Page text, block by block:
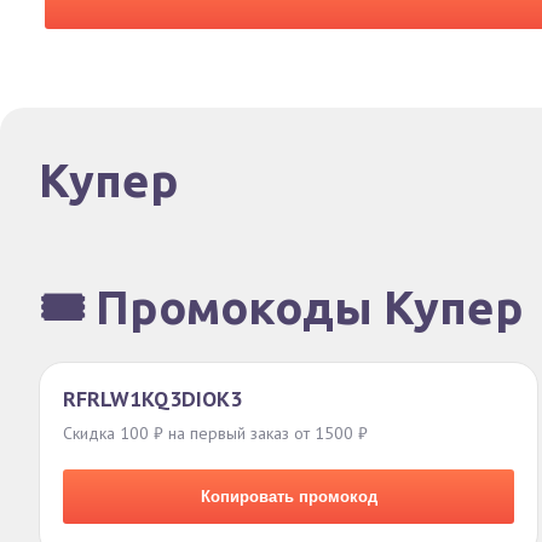
Купер
🎟️ Промокоды Купер
RFRLW1KQ3DIOK3
Скидка 100 ₽ на первый заказ от 1500 ₽
Копировать промокод